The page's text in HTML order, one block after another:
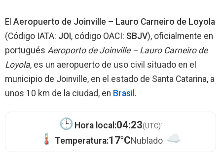
El Aeropuerto de Joinville – Lauro Carneiro de Loyola
(Código IATA: JOI , código OACI: SBJV), oficialmente en
portugués Aeroporto de Joinville – Lauro Carneiro de
Loyola, es un aeropuerto de uso civil situado en el
municipio de Joinville, en el estado de Santa Catarina, a
unos 10 km de la ciudad, en Brasil .
Hora local:04:23(UTC)·
Temperatura:17°CNublado